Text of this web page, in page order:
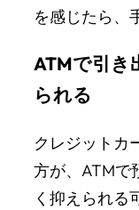
を感じたら、
ATMで引き
られる
クレジットカ
方が、ATMで
く抑えられる